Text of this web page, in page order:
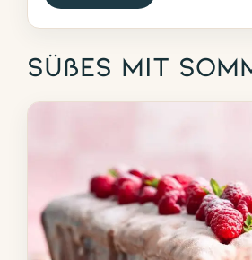
Süßes mit